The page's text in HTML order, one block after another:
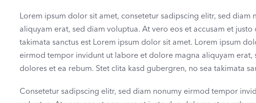
Lorem ipsum dolor sit amet, consetetur sadipscing elitr, sed
aliquyam erat, sed diam voluptua. At vero eos et accusam et
takimata sanctus est Lorem ipsum dolor sit amet. Lorem ipsum
eirmod tempor invidunt ut labore et dolore magna aliquyam
dolores et ea rebum. Stet clita kasd gubergren, no sea takimata
Consetetur sadipscing elitr, sed diam nonumy eirmod tempor